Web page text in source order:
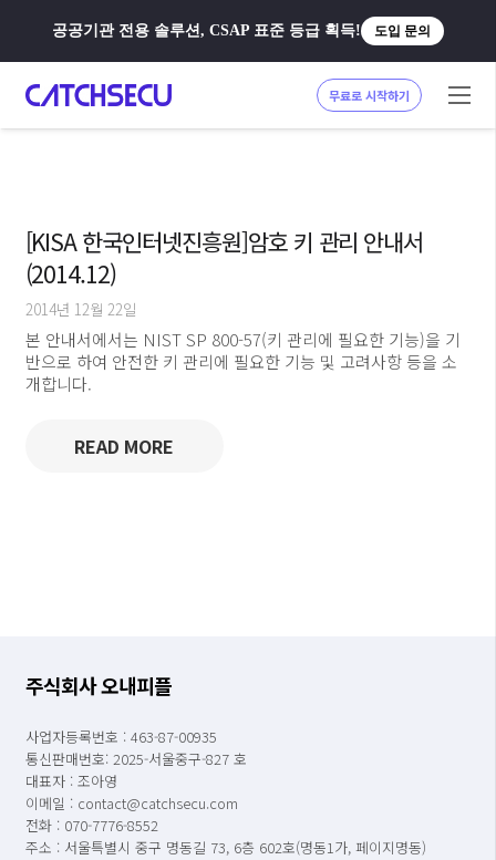
공공기관 전용 솔루션, CSAP 표준 등급 획득! 도입 문의
무료로 시작하기
[KISA 한국인터넷진흥원]암호 키 관리 안내서
(2014.12)
2014년 12월 22일
본 안내서에서는 NIST SP 800-57(키 관리에 필요한 기능)을 기
반으로 하여 안전한 키 관리에 필요한 기능 및 고려사항 등을 소
개합니다.
READ MORE
주식회사 오내피플
사업자등록번호 : 463-87-00935
통신판매번호: 2025-서울중구-827 호
대표자 : 조아영
이메일 : contact@catchsecu.com
전화 : 070-7776-8552
주소 : 서울특별시 중구 명동길 73, 6층 602호(명동1가, 페이지명동)